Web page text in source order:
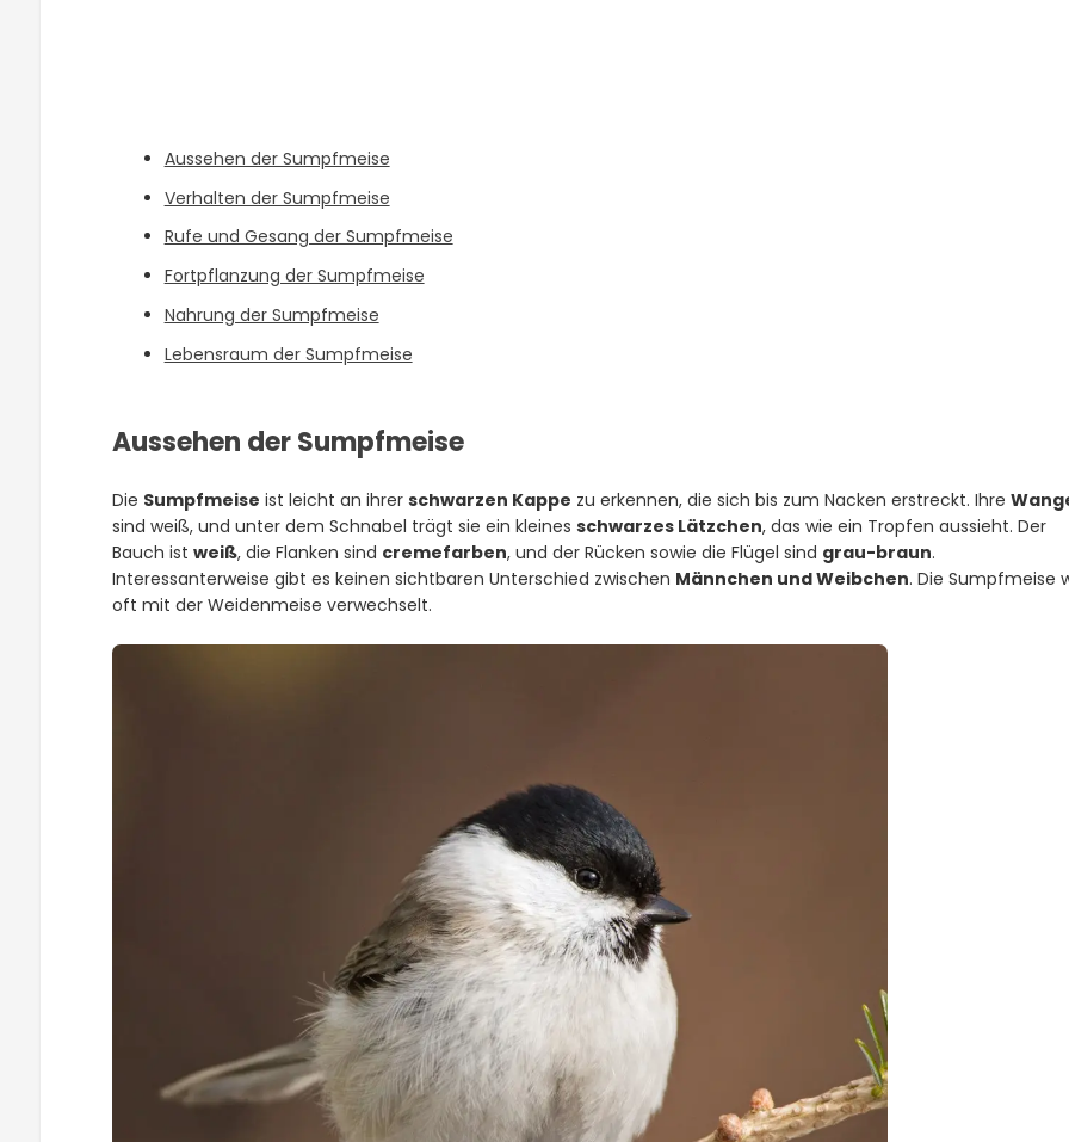
Aussehen der Sumpfmeise
Verhalten der Sumpfmeise
Rufe und Gesang der Sumpfmeise
Fortpflanzung der Sumpfmeise
Nahrung der Sumpfmeise
Lebensraum der Sumpfmeise
Aussehen der Sumpfmeise
Die Sumpfmeise ist leicht an ihrer schwarzen Kappe zu erkennen, die sich bis zum Nacken erstreckt. Ihre
sind weiß, und unter dem Schnabel trägt sie ein kleines schwarzes Lätzchen, das wie ein Tropfen aussieht. Der
Bauch ist weiß, die Flanken sind cremefarben, und der Rücken sowie die Flügel sind grau-braun.
Interessanterweise gibt es keinen sichtbaren Unterschied zwischen Männchen und Weibchen. Die Sumpfmeise
oft mit der Weidenmeise verwechselt.